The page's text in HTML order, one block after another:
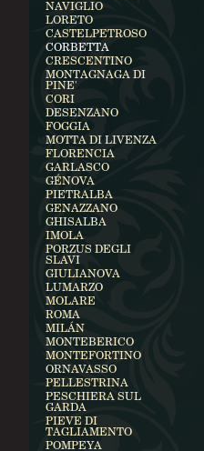
NAVIGLIO
LORETO
CASTELPETROSO
CORBETTA
CRESCENTINO
MONTAGNAGA DI
PINE'
CORI
DESENZANO
FOGGIA
MOTTA DI LIVENZA
FLORENCIA
GARLASCO
GÉNOVA
PIETRALBA
GENAZZANO
GHISALBA
IMOLA
PORZUS DEGLI
SLAVI
GIULIANOVA
LUMARZO
MOLARE
ROMA
MILÁN
MONTEBERICO
MONTEFORTINO
ORNAVASSO
PELLESTRINA
PESCHIERA SUL
GARDA
PIEVE DI
TAGLIAMENTO
POMPEYA